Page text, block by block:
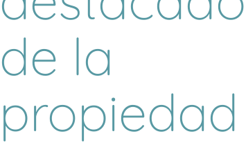
de la
propiedad